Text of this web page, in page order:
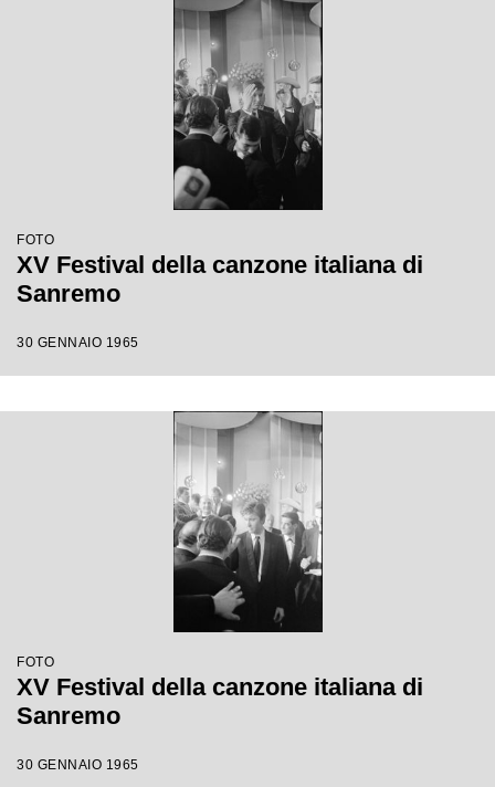
FOTO
XV Festival della canzone italiana di
Sanremo
30 GENNAIO 1965
FOTO
XV Festival della canzone italiana di
Sanremo
30 GENNAIO 1965